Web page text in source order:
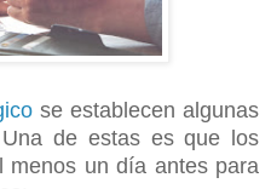
se establecen algunas
de estas es que los
menos un día antes para